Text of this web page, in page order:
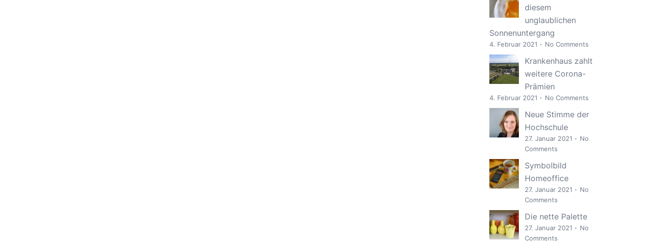
diesem
unglaublichen
Sonnenuntergang
4. Februar 2021 No Comments
Krankenhaus zahlt
weitere Corona-
Prämien
4. Februar 2021 No Comments
Neue Stimme der
Hochschule
27. Januar 2021
No
Comments
Symbolbild
Homeoffice
27. Januar 2021
No
Comments
Die nette Palette
27. Januar 2021
No
Comments